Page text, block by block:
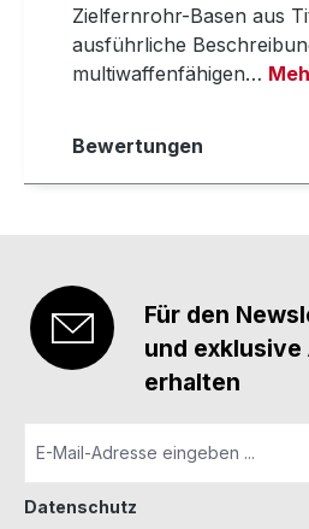
Zielfernrohr-Basen aus
ausführliche
multiwaffenfähigen…
Bewertungen
Für den
und exklusive
erhalten
Datenschutz